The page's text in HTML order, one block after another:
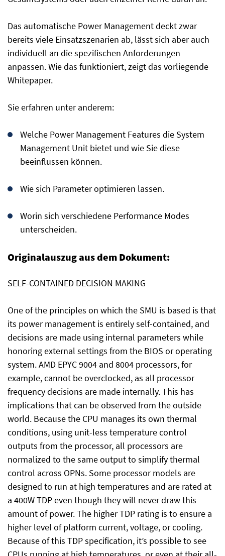
Das automatische Power Management deckt zwar
bereits viele Einsatzszenarien ab, lässt sich aber auch
individuell an die spezifischen Anforderungen
anpassen. Wie das funktioniert, zeigt das vorliegende
Whitepaper.
Sie erfahren unter anderem:
Welche Power Management Features die System
Management Unit bietet und wie Sie diese
beeinflussen können.
Wie sich Parameter optimieren lassen.
Worin sich verschiedene Performance Modes
unterscheiden.
Originalauszug aus dem Dokument:
SELF-CONTAINED DECISION MAKING
One of the principles on which the SMU is based is that
its power management is entirely self-contained, and
decisions are made using internal parameters while
honoring external settings from the BIOS or operating
system. AMD EPYC 9004 and 8004 processors, for
example, cannot be overclocked, as all processor
frequency decisions are made internally. This has
implications that can be observed from the outside
world. Because the CPU manages its own thermal
conditions, using unit-less temperature control
outputs from the processor, all processors are
normalized to the same output to simplify thermal
control across OPNs. Some processor models are
designed to run at high temperatures and are rated at
a 400W TDP even though they will never draw this
amount of power. The higher TDP rating is to ensure a
higher level of platform current, voltage, or cooling.
Because of this TDP specification, it’s possible to see